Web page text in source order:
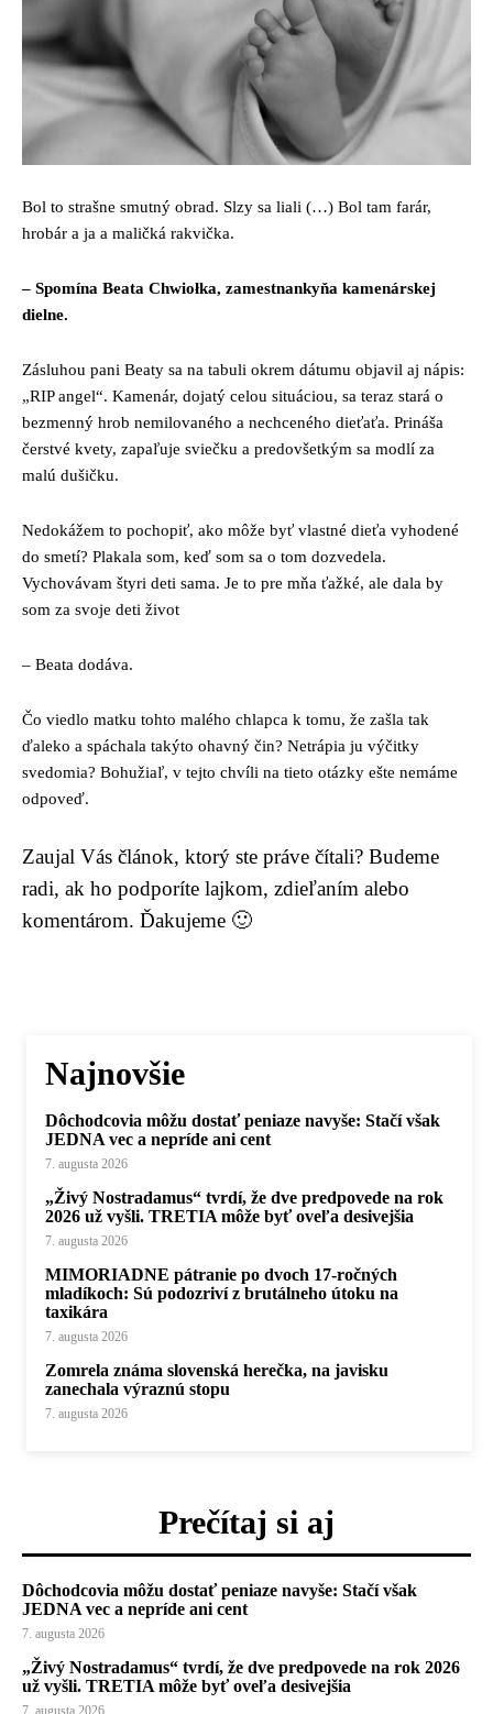
Bol to strašne smutný obrad. Slzy sa liali (…) Bol tam farár,
hrobár a ja a maličká rakvička.
– Spomína Beata Chwiołka, zamestnankyňa kamenárskej
dielne.
Zásluhou pani Beaty sa na tabuli okrem dátumu objavil aj nápis:
„RIP angel“. Kamenár, dojatý celou situáciou, sa teraz stará o
bezmenný hrob nemilovaného a nechceného dieťaťa. Prináša
čerstvé kvety, zapaľuje sviečku a predovšetkým sa modlí za
malú dušičku.
Nedokážem to pochopiť, ako môže byť vlastné dieťa vyhodené
do smetí? Plakala som, keď som sa o tom dozvedela.
Vychovávam štyri deti sama. Je to pre mňa ťažké, ale dala by
som za svoje deti život
– Beata dodáva.
Čo viedlo matku tohto malého chlapca k tomu, že zašla tak
ďaleko a spáchala takýto ohavný čin? Netrápia ju výčitky
svedomia? Bohužiaľ, v tejto chvíli na tieto otázky ešte nemáme
odpoveď.
Zaujal Vás článok, ktorý ste práve čítali? Budeme
radi, ak ho podporíte lajkom, zdieľaním alebo
komentárom. Ďakujeme 🙂
Najnovšie
Dôchodcovia môžu dostať peniaze navyše: Stačí však
JEDNA vec a nepríde ani cent
7. augusta 2026
„Živý Nostradamus“ tvrdí, že dve predpovede na rok
2026 už vyšli. TRETIA môže byť oveľa desivejšia
7. augusta 2026
MIMORIADNE pátranie po dvoch 17-ročných
mladíkoch: Sú podozriví z brutálneho útoku na
taxikára
7. augusta 2026
Zomrela známa slovenská herečka, na javisku
zanechala výraznú stopu
7. augusta 2026
Prečítaj si aj
Dôchodcovia môžu dostať peniaze navyše: Stačí však
JEDNA vec a nepríde ani cent
7. augusta 2026
„Živý Nostradamus“ tvrdí, že dve predpovede na rok 2026
už vyšli. TRETIA môže byť oveľa desivejšia
7. augusta 2026